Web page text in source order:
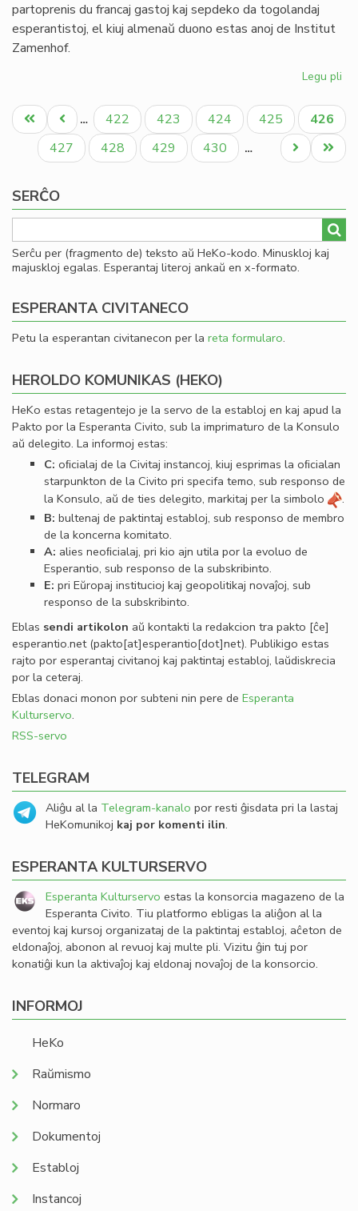
partoprenis du francaj gastoj kaj sepdeko da togolandaj
esperantistoj, el kiuj almenaŭ duono estas anoj de Institut
Zamenhof.
Legu pli
Pagination
Unua
paĝo
Antaŭa
paĝo
… Paĝo
422 Paĝo
423 Paĝo
424 Paĝo
425
Aktuala
paĝo
426
Paĝo
427 Paĝo
428 Paĝo
429 Paĝo
430 …
Last
page
Next
page
SERĈO
Serĉu per (fragmento de) teksto aŭ HeKo-kodo. Minuskloj kaj
majuskloj egalas. Esperantaj literoj ankaŭ en x-formato.
ESPERANTA CIVITANECO
Petu la esperantan civitanecon per la reta formularo.
HEROLDO KOMUNIKAS (HEKO)
HeKo estas retagentejo je la servo de la establoj en kaj apud la
Pakto por la Esperanta Civito, sub la imprimaturo de la Konsulo
aŭ delegito. La informoj estas:
C: oﬁcialaj de la Civitaj instancoj, kiuj esprimas la oﬁcialan
starpunkton de la Civito pri specifa temo, sub responso de
la Konsulo, aŭ de ties delegito, markitaj per la simbolo
.
B: bultenaj de paktintaj establoj, sub responso de membro
de la koncerna komitato.
A: alies neoﬁcialaj, pri kio ajn utila por la evoluo de
Esperantio, sub responso de la subskribinto.
E: pri Eŭropaj institucioj kaj geopolitikaj novaĵoj, sub
responso de la subskribinto.
Eblas sendi artikolon aŭ kontakti la redakcion tra pakto [ĉe]
esperantio.net(pakto[at]esperantio[dot]net). Publikigo estas
rajto por esperantaj civitanoj kaj paktintaj establoj, laŭdiskrecia
por la ceteraj.
Eblas donaci monon por subteni nin pere de Esperanta
Kulturservo.
RSS-servo
TELEGRAM
Aliĝu al la Telegram-kanalo por resti ĝisdata pri la lastaj
HeKomunikoj kaj por komenti ilin.
ESPERANTA KULTURSERVO
Esperanta Kulturservo estas la konsorcia magazeno de la
Esperanta Civito. Tiu platformo ebligas la aliĝon al la
eventoj kaj kursoj organizataj de la paktintaj establoj, aĉeton de
eldonaĵoj, abonon al revuoj kaj multe pli. Vizitu ĝin tuj por
konatiĝi kun la aktivaĵoj kaj eldonaj novaĵoj de la konsorcio.
INFORMOJ
HeKo
Raŭmismo
Normaro
Dokumentoj
Establoj
Instancoj